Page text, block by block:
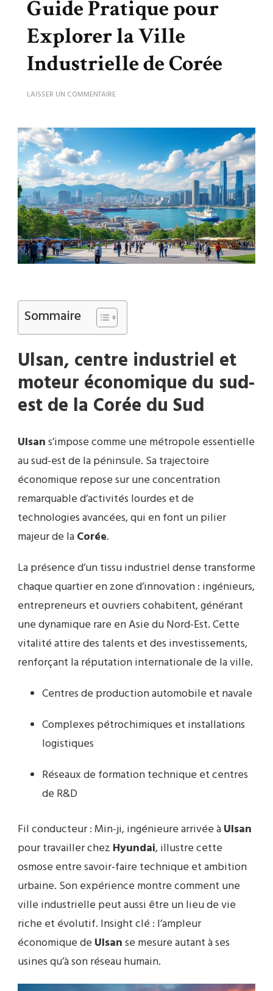
Guide Pratique pour
Explorer la Ville
Industrielle de Corée
LAISSER UN COMMENTAIRESUR
:
PRATIQUE
POUR
EXPLORER
LA
VILLE
INDUSTRIELLE
DE
CORÉE
Sommaire
Ulsan, centre industriel et
moteur économique du sud-
est de la Corée du Sud
Ulsans’impose comme une métropole essentielle
au sud-est de la péninsule. Sa trajectoire
économique repose sur une concentration
remarquable d’activités lourdes et de
technologies avancées, qui en font un pilier
majeur de laCorée.
La présence d’un tissu industriel dense transforme
chaque quartier en zone d’innovation : ingénieurs,
entrepreneurs et ouvriers cohabitent, générant
une dynamique rare en Asie du Nord-Est. Cette
vitalité attire des talents et des investissements,
renforçant la réputation internationale de la ville.
Centres de production automobile et navale
Complexes pétrochimiques et installations
logistiques
Réseaux de formation technique et centres
de R&D
Fil conducteur : Min-ji, ingénieure arrivée àUlsan
pour travailler chez Hyundai, illustre cette
osmose entre savoir-faire technique et ambition
urbaine. Son expérience montre comment une
ville industrielle peut aussi être un lieu de vie
riche et évolutif. Insight clé : l’ampleur
économique de Ulsanse mesure autant à ses
usines qu’à son réseau humain.